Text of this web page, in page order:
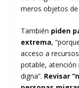
meros objetos
También piden
extrema,
acceso a
potable, atención
digna”. Revisar